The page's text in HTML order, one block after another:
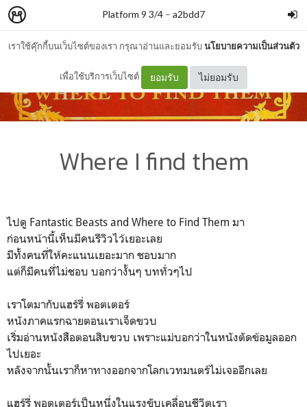
เราใช้คุ๊กกี้บนเว็บไซต์ของเรา กรุณาอ่านและยอมรับนโยบายความเป็นส่วนตัว
เพื่อใช้บริการเว็บไซต์ ยอมรับ ไม่ยอมรับ
Platform 9 3/4 – a2bdd7
Where I find them
ไปดู Fantastic Beasts and Where to Find Them มา
ก่อนหน้านี้เห็นมีคนรีวิวไว้เยอะเลย
มีทั้งคนที่ให้คะแนนเยอะมาก ชอบมาก
แต่ก็มีคนที่ไม่ชอบ บอกว่างั้นๆ บททั่วๆไป
เราโตมากับแฮร์รี่ พอตเตอร์
หนังภาคแรกฉายตอนเราเจ็ดขวบ
เริ่มอ่านหนังสือตอนสิบขวบ เพราะแม่บอกว่าในหนังตัดข้อมูลออก
ไปเยอะ
หลังจากนั้นเราก็หาทางออกจากโลกเวทมนตร์ไม่เจออีกเลย
แฮร์รี่ พอตเตอร์เป็นหนึ่งในแรงขับเคลื่อนชีวิตเรา